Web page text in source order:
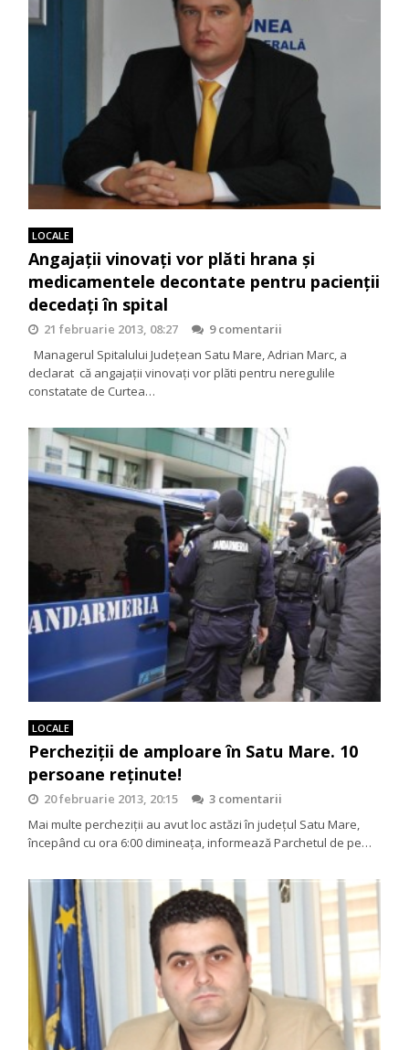
LOCALE
Angajaţii vinovaţi vor plăti hrana şi
medicamentele decontate pentru pacienţii
decedaţi în spital
21 februarie 2013, 08:27
9 comentarii
Managerul Spitalului Judeţean Satu Mare, Adrian Marc, a
declarat că angajaţii vinovaţi vor plăti pentru neregulile
constatate de Curtea…
LOCALE
Percheziţii de amploare în Satu Mare. 10
persoane reţinute!
20 februarie 2013, 20:15
3 comentarii
Mai multe percheziţii au avut loc astăzi în judeţul Satu Mare,
începând cu ora 6:00 dimineaţa, informează Parchetul de pe…